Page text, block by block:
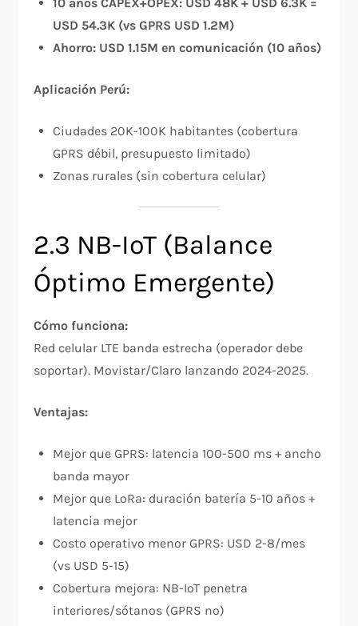
USD 54.3K (vs GPRS USD 1.2M)
Ahorro: USD 1.15M en comunicación (10 años)
Aplicación Perú:
Ciudades 20K-100K habitantes (cobertura
GPRS débil, presupuesto limitado)
Zonas rurales (sin cobertura celular)
2.3 NB-IoT (Balance
Óptimo Emergente)
Cómo funciona:
Red celular LTE banda estrecha (operador debe
soportar). Movistar/Claro lanzando 2024-2025.
Ventajas:
Mejor que GPRS: latencia 100-500 ms + ancho
banda mayor
Mejor que LoRa: duración batería 5-10 años +
latencia mejor
Costo operativo menor GPRS: USD 2-8/mes
(vs USD 5-15)
Cobertura mejora: NB-IoT penetra
interiores/sótanos (GPRS no)